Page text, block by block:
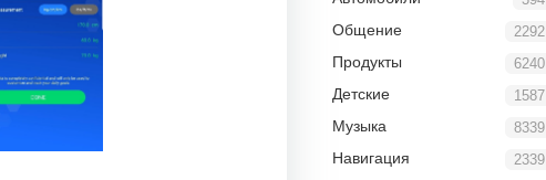
2292
Общение
6240
Продукты
1587
Детские
8339
Музыка
2339
Навигация